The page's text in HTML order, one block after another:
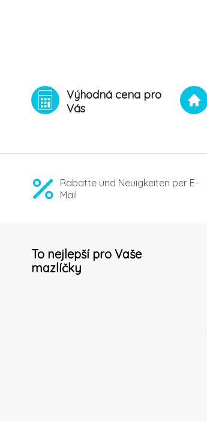
Výhodná cena pro
Vás
Rabatte und Neuigkeiten per E-
Mail
To nejlepší pro Vaše
mazlíčky